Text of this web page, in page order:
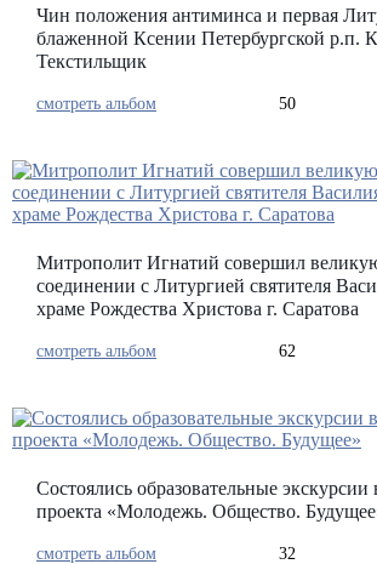
Чин положения антиминса и первая
блаженной Ксении Петербургской р.п.
Текстильщик
смотреть альбом 50
Митрополит Игнатий совершил
соединении с Литургией святителя
храме Рождества Христова г. Саратова
смотреть альбом 62
Состоялись образовательные экскурсии
проекта «Молодежь. Общество.
смотреть альбом 32